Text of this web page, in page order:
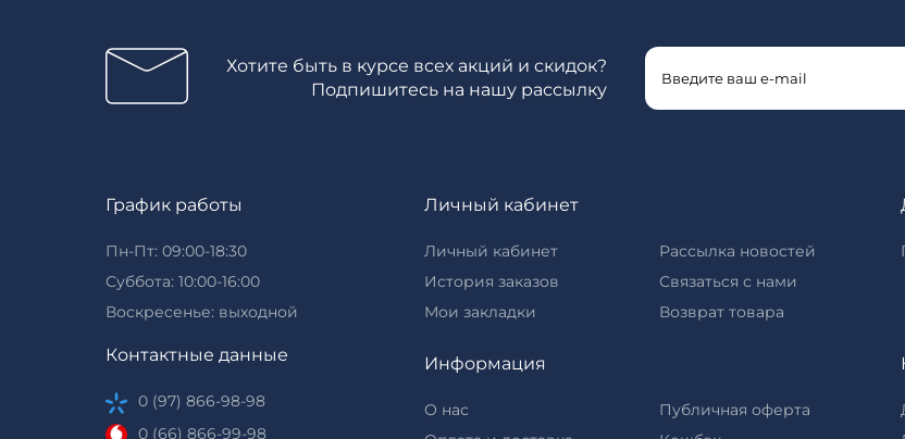
Хотите быть в курсе всех акций и скидок?
Подпишитесь на нашу рассылку
График работы
Пн-Пт: 09:00-18:30
Суббота: 10:00-16:00
Воскресенье: выходной
Контактные данные
0 (97) 866-98-98
0 (66) 866-99-98
Личный кабинет
Личный кабинет
История заказов
Мои закладки
Рассылка новостей
Связаться с нами
Возврат товара
Информация
О нас
Публичная оферта